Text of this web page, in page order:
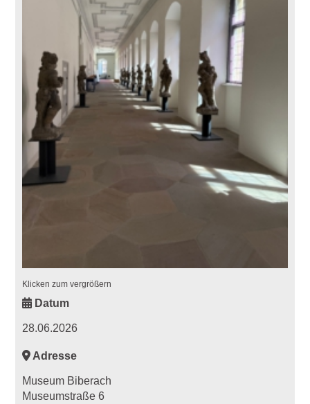
Klicken zum vergrößern
Datum
28.06.2026
Adresse
Museum Biberach
Museumstraße 6